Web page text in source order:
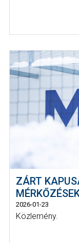
ZÁRT
2026-01-23
Közlemény.